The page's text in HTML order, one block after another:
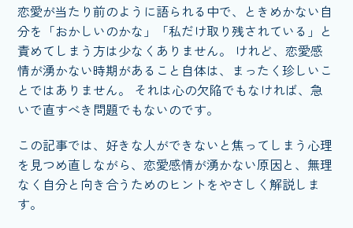
恋愛が当たり前のように語られる中で、ときめかない自
分を「おかしいのかな」「私だけ取り残されている」と
責めてしまう方は少なくありません。 けれど、恋愛感
情が湧かない時期があること自体は、まったく珍しいこ
とではありません。 それは心の欠陥でもなければ、急
いで直すべき問題でもないのです。
この記事では、好きな人ができないと焦ってしまう心理
を見つめ直しながら、恋愛感情が湧かない原因と、無理
なく自分と向き合うためのヒントをやさしく解説しま
す。